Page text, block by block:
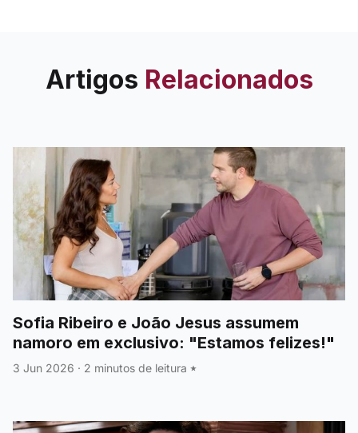
Artigos Relacionados
Sofia Ribeiro e João Jesus assumem
namoro em exclusivo: "Estamos felizes!"
3 Jun 2026 · 2 minutos de leitura